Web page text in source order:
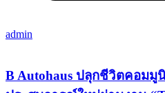
admin
B Autohaus ปลุกชีวิตคอมมู